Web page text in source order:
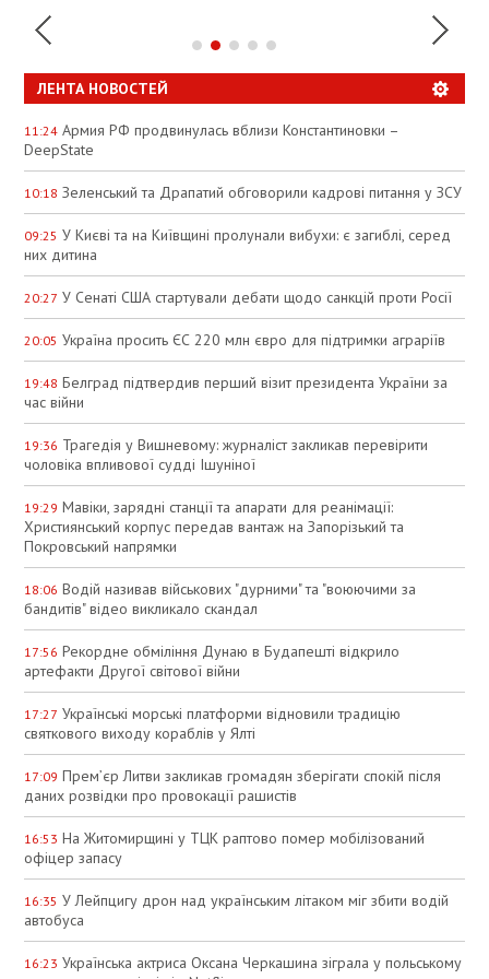
ЛЕНТА НОВОСТЕЙ
11:24 Армия РФ продвинулась вблизи Константиновки –
DeepState
10:18 Зеленський та Драпатий обговорили кадрові питання у ЗСУ
09:25 У Києві та на Київщині пролунали вибухи: є загиблі, серед
них дитина
20:27 У Сенаті США стартували дебати щодо санкцій проти Росії
20:05 Україна просить ЄС 220 млн євро для підтримки аграріїв
19:48 Белград підтвердив перший візит президента України за
час війни
19:36 Трагедія у Вишневому: журналіст закликав перевірити
чоловіка впливової судді Ішуніної
19:29 Мавіки, зарядні станції та апарати для реанімації:
Християнський корпус передав вантаж на Запорізький та
Покровський напрямки
18:06 Водій називав військових "дурними" та "воюючими за
бандитів" відео викликало скандал
17:56 Рекордне обміління Дунаю в Будапешті відкрило
артефакти Другої світової війни
17:27 Українські морські платформи відновили традицію
святкового виходу кораблів у Ялті
17:09 Прем’єр Литви закликав громадян зберігати спокій після
даних розвідки про провокації рашистів
16:53 На Житомирщині у ТЦК раптово помер мобілізований
офіцер запасу
16:35 У Лейпцигу дрон над українським літаком міг збити водій
автобуса
16:23 Українська актриса Оксана Черкашина зіграла у польському